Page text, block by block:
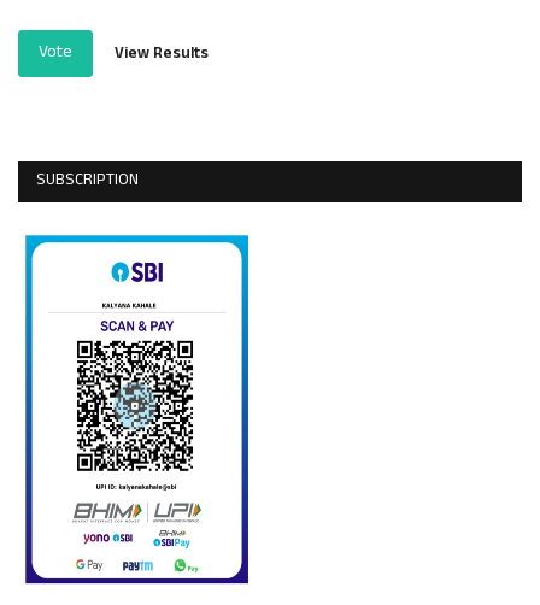
Vote View Results
SUBSCRIPTION